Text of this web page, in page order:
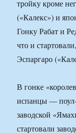
тройку кроме
(«Калекс») и
Гонку Рабат и
что и
Эспаргаро
В гонке
испанцы —
заводской
стартовали